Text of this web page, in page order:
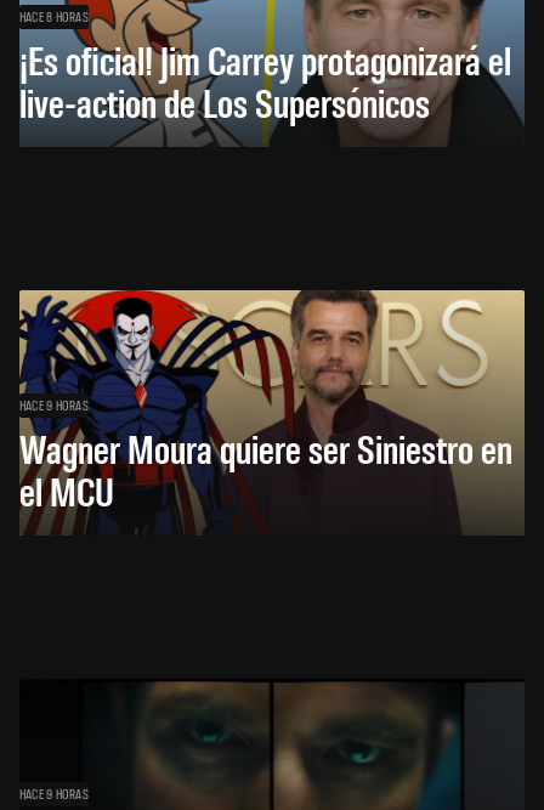
HACE 8 HORAS
¡Es oficial! Jim Carrey protagonizará el
live-action de Los Supersónicos
HACE 9 HORAS
Wagner Moura quiere ser Siniestro en
el MCU
HACE 9 HORAS